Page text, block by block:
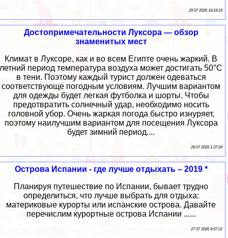
29 07 2026 14:19:19
Достопримечательности Луксора — обзор
знаменитых мест
Климат в Луксоре, как и во всем Египте очень жаркий. В
летний период температура воздуха может достигать 50°C
в тени. Поэтому каждый турист должен одеваться
соответствующе погодным условиям. Лучшим вариантом
для одежды будет легкая футболка и шорты. Чтобы
предотвратить солнечный удар, необходимо носить
головной убор. Очень жаркая погода быстро изнуряет,
поэтому наилучшим вариантом для посещения Луксора
будет зимний период....
28 07 2026 1:37:24
Острова Испании - где лучше отдыхать – 2019 *
Планируя путешествие по Испании, бывает трудно
определиться, что лучше выбрать для отдыха:
материковые курорты или испанские острова. Давайте
перечислим курортные острова Испании ......
27 07 2026 9:57:31